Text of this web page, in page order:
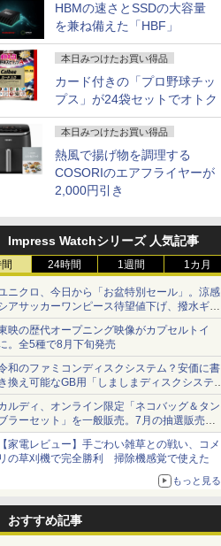
HBMの速さとSSDの大容量
を兼ね備えた「HBF」
本日みつけたお買い得品
カード付きの「プロ野球チッ
プス」が24袋セットでオトク
本日みつけたお買い得品
熱風で揚げ物を調理する
COSORIのエアフライヤーが
2,000円引き
Impress Watchシリーズ 人気記事
24時間 1週間 1カ月
ニクロ、今日から「お盆特別セール」。涼感
アサッカーワンピース待望値下げ、撥水ギア
ョーツは1990円に
映の歴代オープニング映像がカプセルトイ
。全5種で8月下旬発売
和のファミコンディスクシステム？安価に書
換え可能なGB用「しましまディスクシステ
」
ルディ、オンライン限定「ネコバッグ＆タン
ラーセット」を一般販売。7月の抽選販売の
選無効分
家電レビュー】手ごわい雑草との戦い、コメ
の草刈機で完全勝利 掃除機感覚で使えた
もっと見る
おすすめ記事